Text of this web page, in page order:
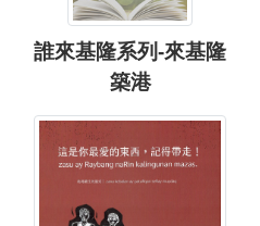
誰來基隆系列-來基隆
築港